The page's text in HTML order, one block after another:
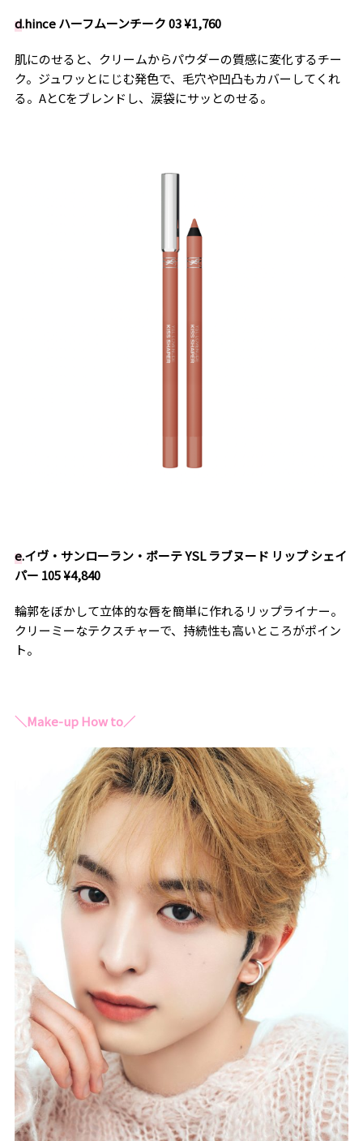
d.hinceハーフムーンチーク 03 ¥1,760
肌にのせると、クリームからパウダーの質感に変化するチー
ク。ジュワッとにじむ発色で、毛穴や凹凸もカバーしてくれ
る。AとCをブレンドし、涙袋にサッとのせる。
e.イヴ・サンローラン・ボーテ YSL ラブヌード リップ シェイ
パー 105 ¥4,840
輪郭をぼかして立体的な唇を簡単に作れるリップライナー。
クリーミーなテクスチャーで、持続性も高いところがポイン
ト。
＼Make-up How to／